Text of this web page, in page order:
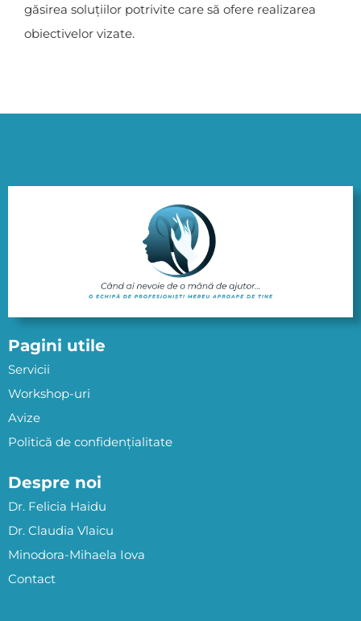
găsirea soluțiilor potrivite care să ofere realizarea
obiectivelor vizate.
Pagini utile
Servicii
Workshop-uri
Avize
Politică de confidențialitate
Despre noi
Dr. Felicia Haidu
Dr. Claudia Vlaicu
Minodora-Mihaela Iova
Contact